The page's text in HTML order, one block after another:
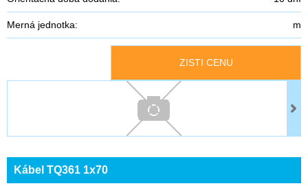
Merná jednotka: m
ZISTI CENU
Kábel TQ361 1x70